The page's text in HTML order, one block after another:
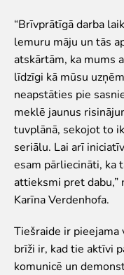
Mācību nodarbības
Ekskursiju un
Dzīvnieki
Dzīvnieki
Vēro dzīvnieku
Tropu mājas digitālā
Lemuru tiešraide
Sliņķu tiešraide
Lauvu mājas tiešraide
Savvaļas dzīvnieku
Atbalstītie projekti
“Brīvprātīgā darba
lemuru māju un tās
atskārtām, ka mums
līdzīgi kā mūsu
neapstāties pie
meklē jaunus
tuvplānā, sekojot to
seriālu. Lai arī
esam pārliecināti, ka
attieksmi pret dabu,”
Karīna Verdenhofa.
Tiešraide ir pieejama
brīži ir, kad tie aktīvi
komunicē un